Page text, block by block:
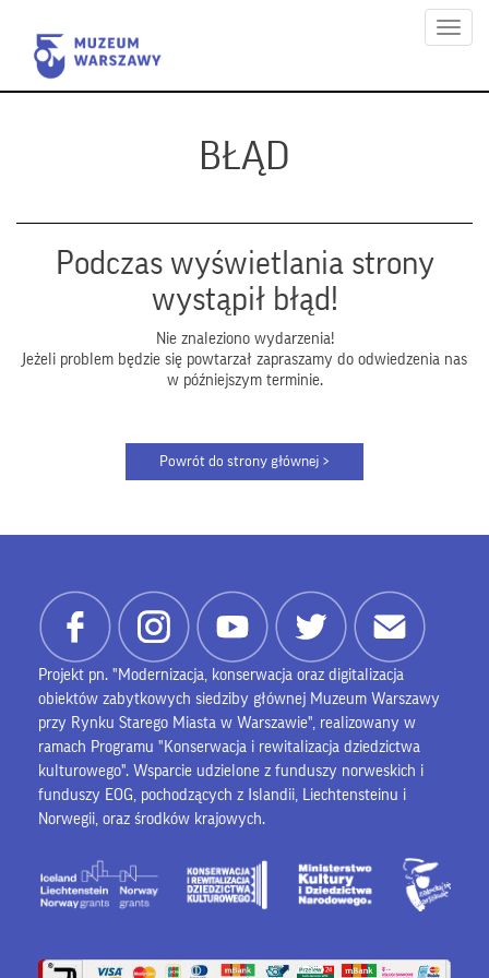
Menu
BŁĄD
Podczas wyświetlania strony
wystąpił błąd!
Nie znaleziono wydarzenia!
Jeżeli problem będzie się powtarzał zapraszamy do odwiedzenia nas
w późniejszym terminie.
Projekt pn. "Modernizacja, konserwacja oraz digitalizacja
obiektów zabytkowych siedziby głównej Muzeum Warszawy
przy Rynku Starego Miasta w Warszawie", realizowany w
ramach Programu "Konserwacja i rewitalizacja dziedzictwa
kulturowego". Wsparcie udzielone z funduszy norweskich i
funduszy EOG, pochodzących z Islandii, Liechtensteinu i
Norwegii, oraz środków krajowych.